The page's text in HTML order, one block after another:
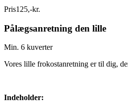
Pris125,-kr.
Pålægsanretning den lille
Min. 6 kuverter
Vores lille frokostanretning er til dig,
Indeholder: